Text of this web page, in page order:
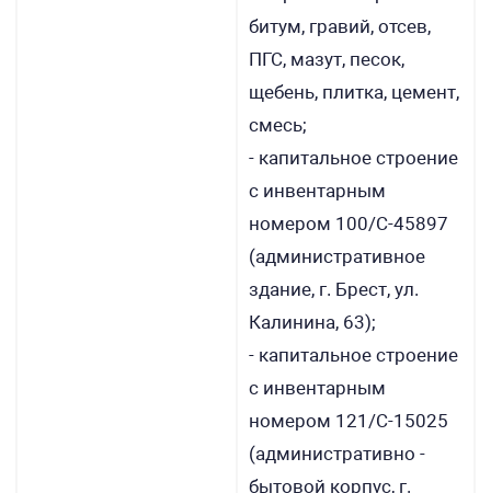
битум, гравий, отсев,
ПГС, мазут, песок,
щебень, плитка, цемент,
смесь;
- капитальное строение
с инвентарным
номером 100/С-45897
(административное
здание, г. Брест, ул.
Калинина, 63);
- капитальное строение
с инвентарным
номером 121/С-15025
(административно -
бытовой корпус, г.